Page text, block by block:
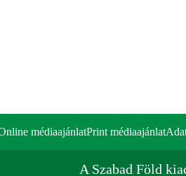
médiaajánlatPrint médiaajánlat
A Szabad Föld